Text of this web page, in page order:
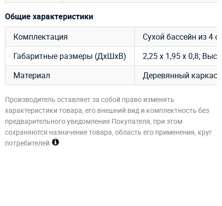
Общие характеристики
Комплектация
Сухой бассейн из 4
Габаритные размеры (ДхШхВ)
2,25 х 1,95 х 0,8;
Материал
Деревянный каркас,
Производитель оставляет за собой право изменять
характеристики товара, его внешний вид и комплектность без
предварительного уведомления Покупателя, при этом
сохраняются назначение товара, область его применения, круг
потребителей